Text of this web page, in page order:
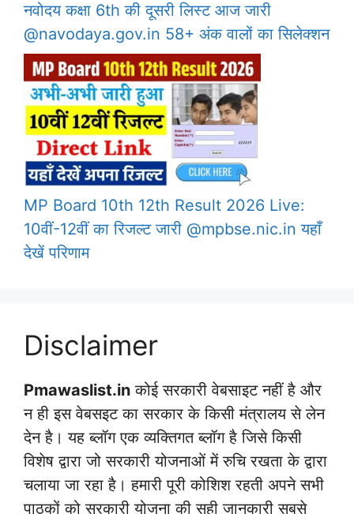
नवोदय कक्षा 6th की दूसरी लिस्ट आज जारी
@navodaya.gov.in 58+ अंक वालों का सिलेक्शन
MP Board 10th 12th Result 2026 Live:
10वीं-12वीं का रिजल्ट जारी @mpbse.nic.in यहाँ
देखें परिणाम
Disclaimer
Pmawaslist.in कोई सरकारी वेबसाइट नहीं है और
न ही इस वेबसइट का सरकार के किसी मंत्रालय से लेन
देन है। यह ब्लॉग एक व्यक्तिगत ब्लॉग है जिसे किसी
विशेष द्वारा जो सरकारी योजनाओं में रुचि रखता के द्वारा
चलाया जा रहा है। हमारी पूरी कोशिश रहती अपने सभी
पाठकों को सरकारी योजना की सही जानकारी सबसे